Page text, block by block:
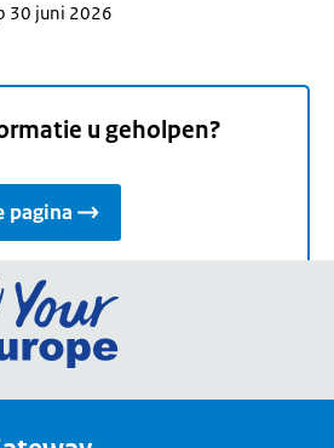
30 juni 2026
u geholpen?
pagina
Ga
de